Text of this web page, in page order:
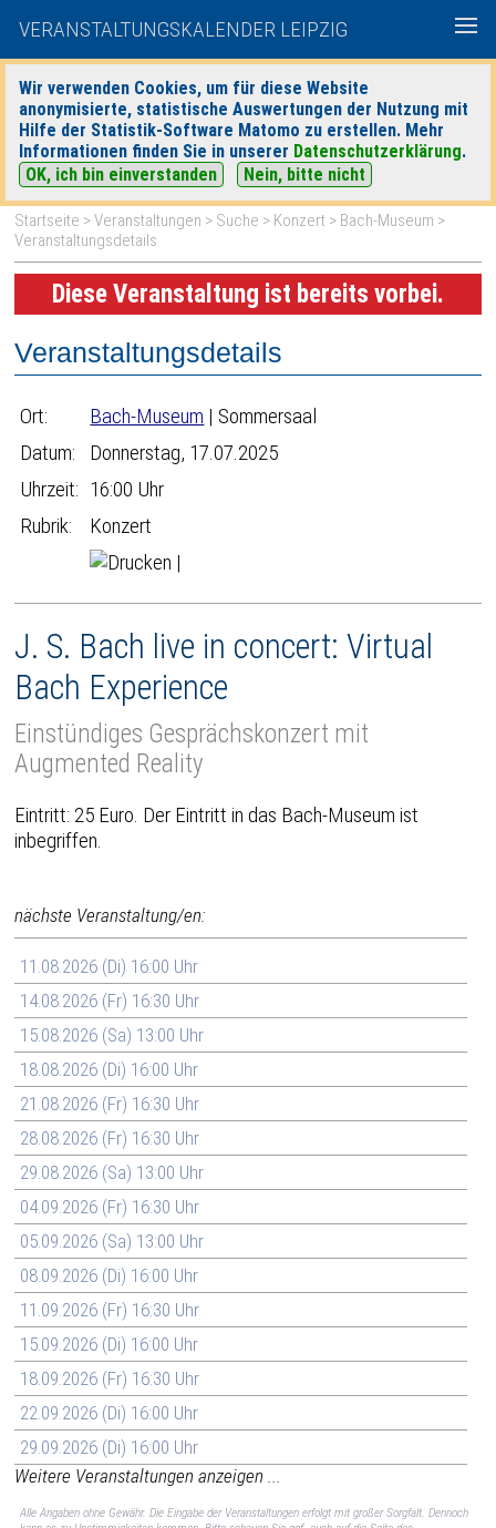
VERANSTALTUNGSKALENDER LEIPZIG
Wir verwenden Cookies, um für diese Website
anonymisierte, statistische Auswertungen der Nutzung mit
Hilfe der Statistik-Software Matomo zu erstellen. Mehr
Informationen finden Sie in unserer Datenschutzerklärung.
OK, ich bin einverstanden
Nein, bitte nicht
heute|morgen| Detaillierte Suche
Startseite >Veranstaltungen > Suche > Konzert > Bach-Museum >
Veranstaltungsdetails
Diese Veranstaltung ist bereits vorbei.
Veranstaltungsdetails
Ort: Bach-Museum | Sommersaal
Datum:
Donnerstag, 17.07.2025
Uhrzeit: 16:00 Uhr
Rubrik:
Konzert
|
J. S. Bach live in concert: Virtual
Bach Experience
Einstündiges Gesprächskonzert mit
Augmented Reality
Eintritt: 25 Euro. Der Eintritt in das Bach-Museum ist
inbegriffen.
nächste Veranstaltung/en:
11.08.2026 (Di) 16:00 Uhr
14.08.2026 (Fr) 16:30 Uhr
15.08.2026 (Sa) 13:00 Uhr
18.08.2026 (Di) 16:00 Uhr
21.08.2026 (Fr) 16:30 Uhr
28.08.2026 (Fr) 16:30 Uhr
29.08.2026 (Sa) 13:00 Uhr
04.09.2026 (Fr) 16:30 Uhr
05.09.2026 (Sa) 13:00 Uhr
08.09.2026 (Di) 16:00 Uhr
11.09.2026 (Fr) 16:30 Uhr
15.09.2026 (Di) 16:00 Uhr
18.09.2026 (Fr) 16:30 Uhr
22.09.2026 (Di) 16:00 Uhr
29.09.2026 (Di) 16:00 Uhr
Weitere Veranstaltungen anzeigen ...
Alle Angaben ohne Gewähr. Die Eingabe der Veranstaltungen erfolgt mit großer Sorgfalt. Dennoch